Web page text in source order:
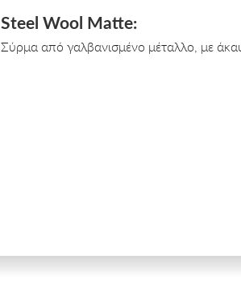
Steel Wool Matte:
Σύρμα από γαλβανισμένο μέταλλο, με